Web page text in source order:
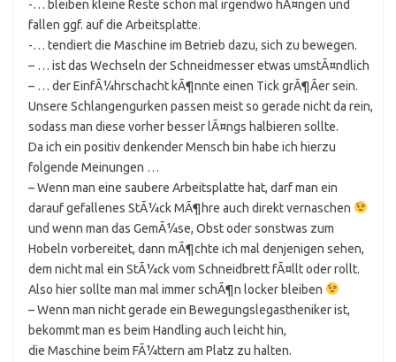
-… bleiben kleine Reste schon mal irgendwo hÃ¤ngen und
fallen ggf. auf die Arbeitsplatte.
-… tendiert die Maschine im Betrieb dazu, sich zu bewegen.
– … ist das Wechseln der Schneidmesser etwas umstÃ¤ndlich
– … der EinfÃ¼hrschacht kÃ¶nnte einen Tick grÃ¶Ãer sein.
Unsere Schlangengurken passen meist so gerade nicht da rein,
sodass man diese vorher besser lÃ¤ngs halbieren sollte.
Da ich ein positiv denkender Mensch bin habe ich hierzu
folgende Meinungen …
– Wenn man eine saubere Arbeitsplatte hat, darf man ein
darauf gefallenes StÃ¼ck MÃ¶hre auch direkt vernaschen
und wenn man das GemÃ¼se, Obst oder sonstwas zum
Hobeln vorbereitet, dann mÃ¶chte ich mal denjenigen sehen,
dem nicht mal ein StÃ¼ck vom Schneidbrett fÃ¤llt oder rollt.
Also hier sollte man mal immer schÃ¶n locker bleiben
– Wenn man nicht gerade ein Bewegungslegastheniker ist,
bekommt man es beim Handling auch leicht hin,
die Maschine beim FÃ¼ttern am Platz zu halten.